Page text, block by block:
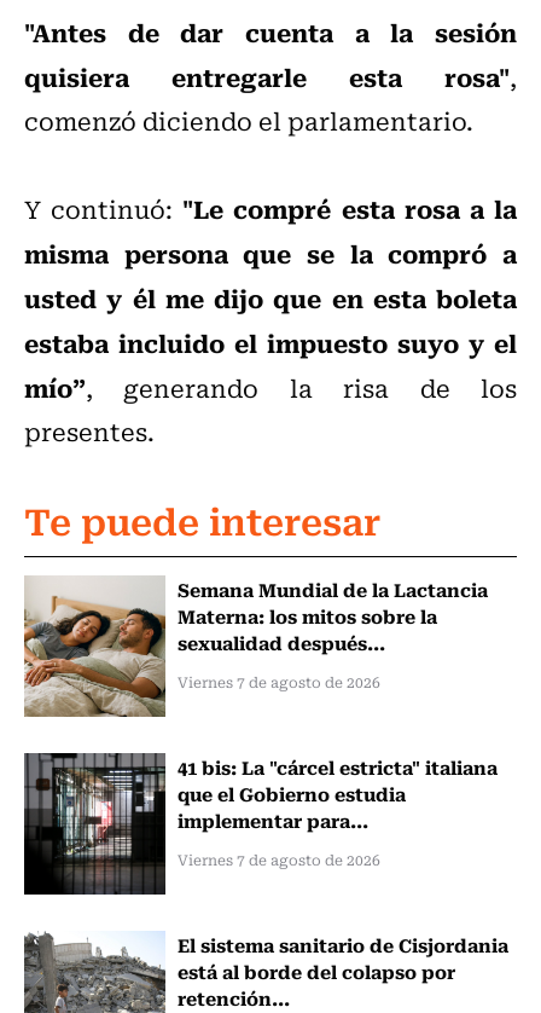
"Antes de dar cuenta a la sesión
quisiera entregarle esta rosa",
comenzó diciendo el parlamentario.
Y continuó: "Le compré esta rosa a la
misma persona que se la compró a
usted y él me dijo que en esta boleta
estaba incluido el impuesto suyo y el
mío”, generando la risa de los
presentes.
Te puede interesar
Semana Mundial de la Lactancia
Materna: los mitos sobre la
sexualidad después...
Viernes 7 de agosto de 2026
41 bis: La "cárcel estricta" italiana
que el Gobierno estudia
implementar para...
Viernes 7 de agosto de 2026
El sistema sanitario de Cisjordania
está al borde del colapso por
retención...